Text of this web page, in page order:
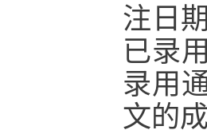
注日
已录
录用
文的